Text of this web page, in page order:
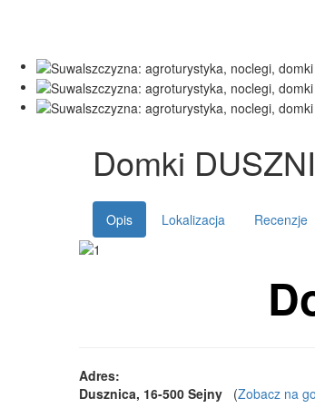
Domki
Opis Lokalizacja Recenzje
Adres:
Dusznica, 16-500 Sejny (Zobacz na